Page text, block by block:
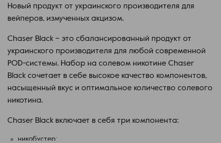
Новый продукт от украинского производителя для
вейперов, измученных акцизом.
Chaser Black – это сбалансированный продукт от
украинского производителя для любой современной
POD-системы. Набор на солевом никотине Chaser
Black сочетает в себе высокое качество компонентов,
насыщенный вкус и оптимальное количество солевого
никотина.
Chaser Black включает в себя три компонента:
никобустер;